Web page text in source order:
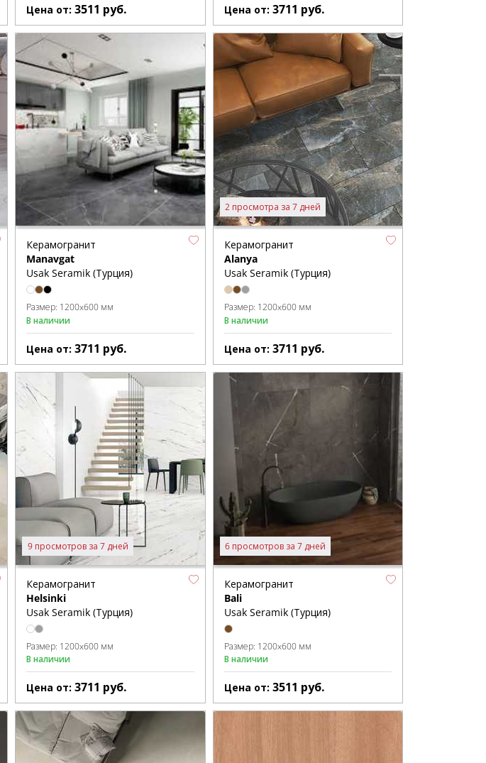
Цена от:3511 руб. Цена от: 3711 руб.
Керамогранит
Manavgat
Usak Seramik (Турция)
Размер: 1200x600 мм
В наличии
Цена от:3711 руб.
2 просмотра за 7 дней
Керамогранит
Alanya
Usak Seramik (Турция)
Размер: 1200x600 мм
В наличии
Цена от: 3711 руб.
9 просмотров за 7 дней
Керамогранит
Helsinki
Usak Seramik (Турция)
Размер: 1200x600 мм
В наличии
Цена от:3711 руб.
6 просмотров за 7 дней
Керамогранит
Bali
Usak Seramik (Турция)
Размер: 1200x600 мм
В наличии
Цена от: 3511 руб.